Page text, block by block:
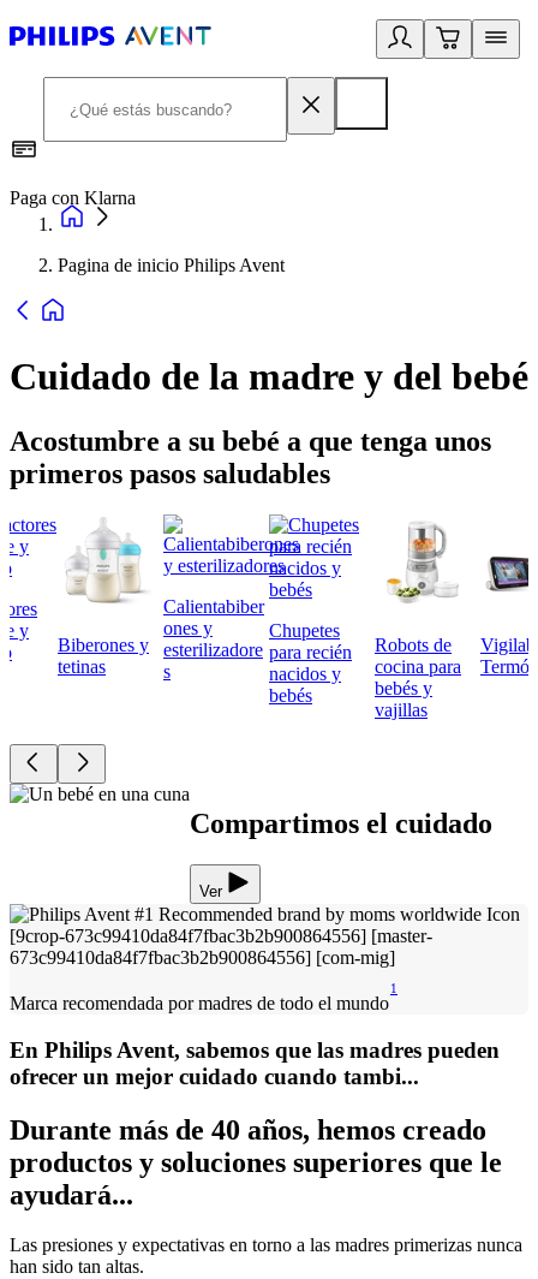
Paga con Klarna
Pagina de inicio Philips Avent
Cuidado de la madre y del bebé
Acostumbre a su bebé a que tenga unos
primeros pasos saludables
y
Biberones y
tetinas
Calientabiber
ones y
esterilizadore
s
Chupetes
para recién
nacidos y
bebés
Robots de
cocina para
bebés y
vajillas
Compartimos el cuidado
Ver
Marca recomendada por madres de todo el mundo
1
En Philips Avent, sabemos que las madres pueden
ofrecer un mejor cuidado cuando tambi...
Durante más de 40 años, hemos creado
productos y soluciones superiores que le
ayudará...
Las presiones y expectativas en torno a las madres primerizas nunca
han sido tan altas.